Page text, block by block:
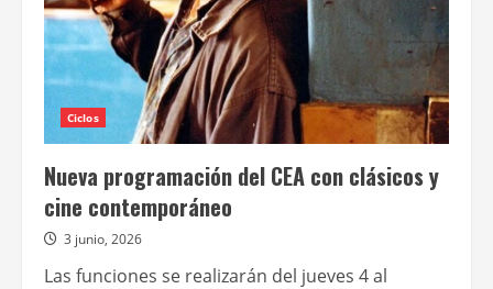
Ciclos
Nueva programación del CEA con clásicos y
cine contemporáneo
3 junio, 2026
Las funciones se realizarán del jueves 4 al